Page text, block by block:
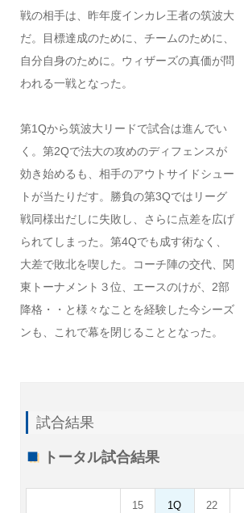
戦の相手は、昨年度インカレ王者の筑波大
だ。目標達成のために、チームのために、
自分自身のために。ウィザーズの真価が問
われる一戦となった。
第1Qから筑波大リードで試合は進んでい
く。第2Qで法大の攻めのディフェンスが
効き始めるも、相手のアウトサイドシュー
トが当たりだす。勝負の第3Qではリーグ
戦同様出だしに失敗し、さらに点差を広げ
られてしまった。第4Qでも成す術なく、
大差で敗北を喫した。コーチ陣の交代、関
東トーナメント３位、エースのけが、2部
降格・・と様々なことを経験した今シーズ
ンも、これで幕を閉じることとなった。
試合結果
トータル試合結果
15 1Q 22